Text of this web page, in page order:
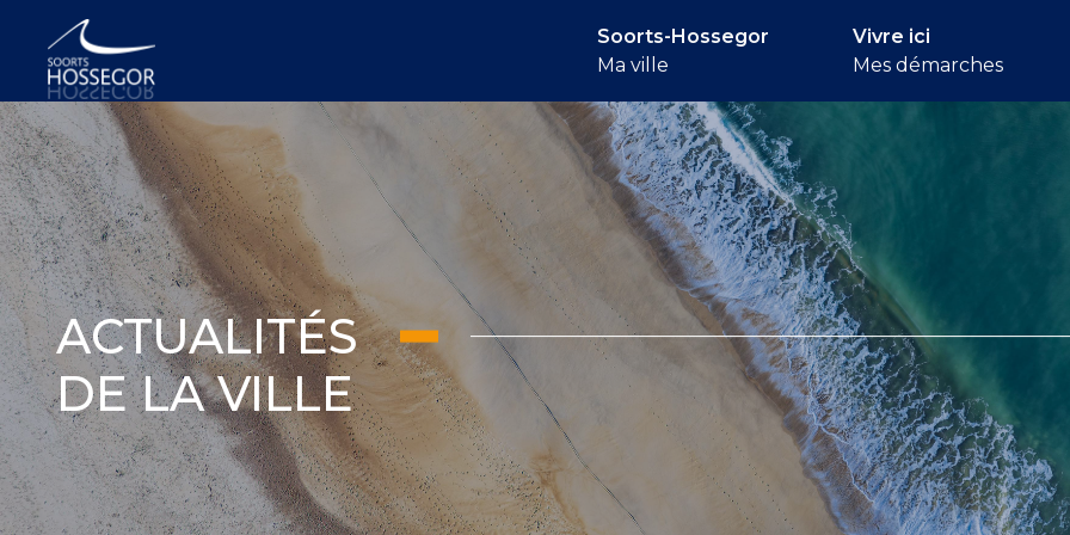
Soorts-Hossegor
Ma ville
Vivre ici
Mes démarches
ACTUALITÉS
DE LA VILLE